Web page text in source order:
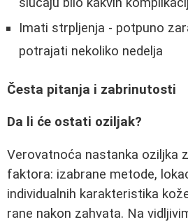
Imati strpljenja - potpuno
potrajati nekoliko nedelja
Česta pitanja i zabrinutosti
Da li će ostati oziljak?
Verovatnoća nastanka oziljka
faktora: izabrane metode,
individualnih karakteristika
rane nakon zahvata. Na